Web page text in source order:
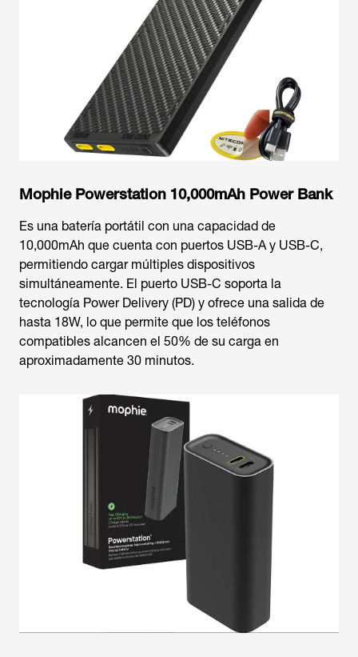
Mophie Powerstation 10,000mAh Power Bank
Es una batería portátil con una capacidad de
10,000mAh que cuenta con puertos USB-A y USB-C,
permitiendo cargar múltiples dispositivos
simultáneamente. El puerto USB-C soporta la
tecnología Power Delivery (PD) y ofrece una salida de
hasta 18W, lo que permite que los teléfonos
compatibles alcancen el 50% de su carga en
aproximadamente 30 minutos.